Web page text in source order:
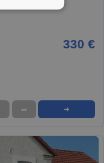
330 €
➦ ➜